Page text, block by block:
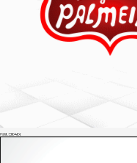
PUBLICIDADE